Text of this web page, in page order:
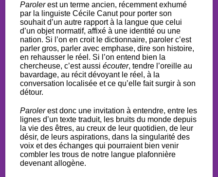
Parolerest un terme ancien, récemment exhumé
par la linguiste Cécile Canut pour porter son
souhait d’un autre rapport à la langue que celui
d’un objet normatif, affixé à une identité ou une
nation. Si l’on en croit le dictionnaire, paroler c’est
parler gros, parler avec emphase, dire son histoire,
en rehausser le réel. Si l’on entend bien la
chercheuse, c’est aussiécouter, tendre l’oreille au
bavardage, au récit dévoyant le réel, à la
conversation localisée et ce qu’elle fait surgir à son
détour.
Parolerest donc une invitation à entendre, entre les
lignes d’un texte traduit, les bruits du monde depuis
la vie des êtres, au creux de leur quotidien, de leur
désir, de leurs aspirations, dans la singularité des
voix et des échanges qui pourraient bien venir
combler les trous de notre langue plafonnière
devenant allogène.